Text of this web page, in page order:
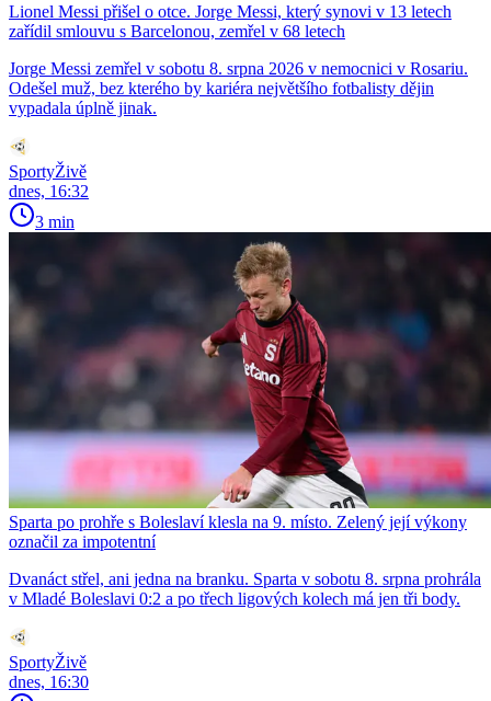
Lionel Messi přišel o otce. Jorge Messi, který synovi v 13 letech
zařídil smlouvu s Barcelonou, zemřel v 68 letech
Jorge Messi zemřel v sobotu 8. srpna 2026 v nemocnici v Rosariu.
Odešel muž, bez kterého by kariéra největšího fotbalisty dějin
vypadala úplně jinak.
SportyŽivě
dnes, 16:32
3 min
Sparta po prohře s Boleslaví klesla na 9. místo. Zelený její výkony
označil za impotentní
Dvanáct střel, ani jedna na branku. Sparta v sobotu 8. srpna prohrála
v Mladé Boleslavi 0:2 a po třech ligových kolech má jen tři body.
SportyŽivě
dnes, 16:30